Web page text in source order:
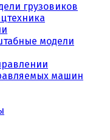
грузовиков
модели
машин